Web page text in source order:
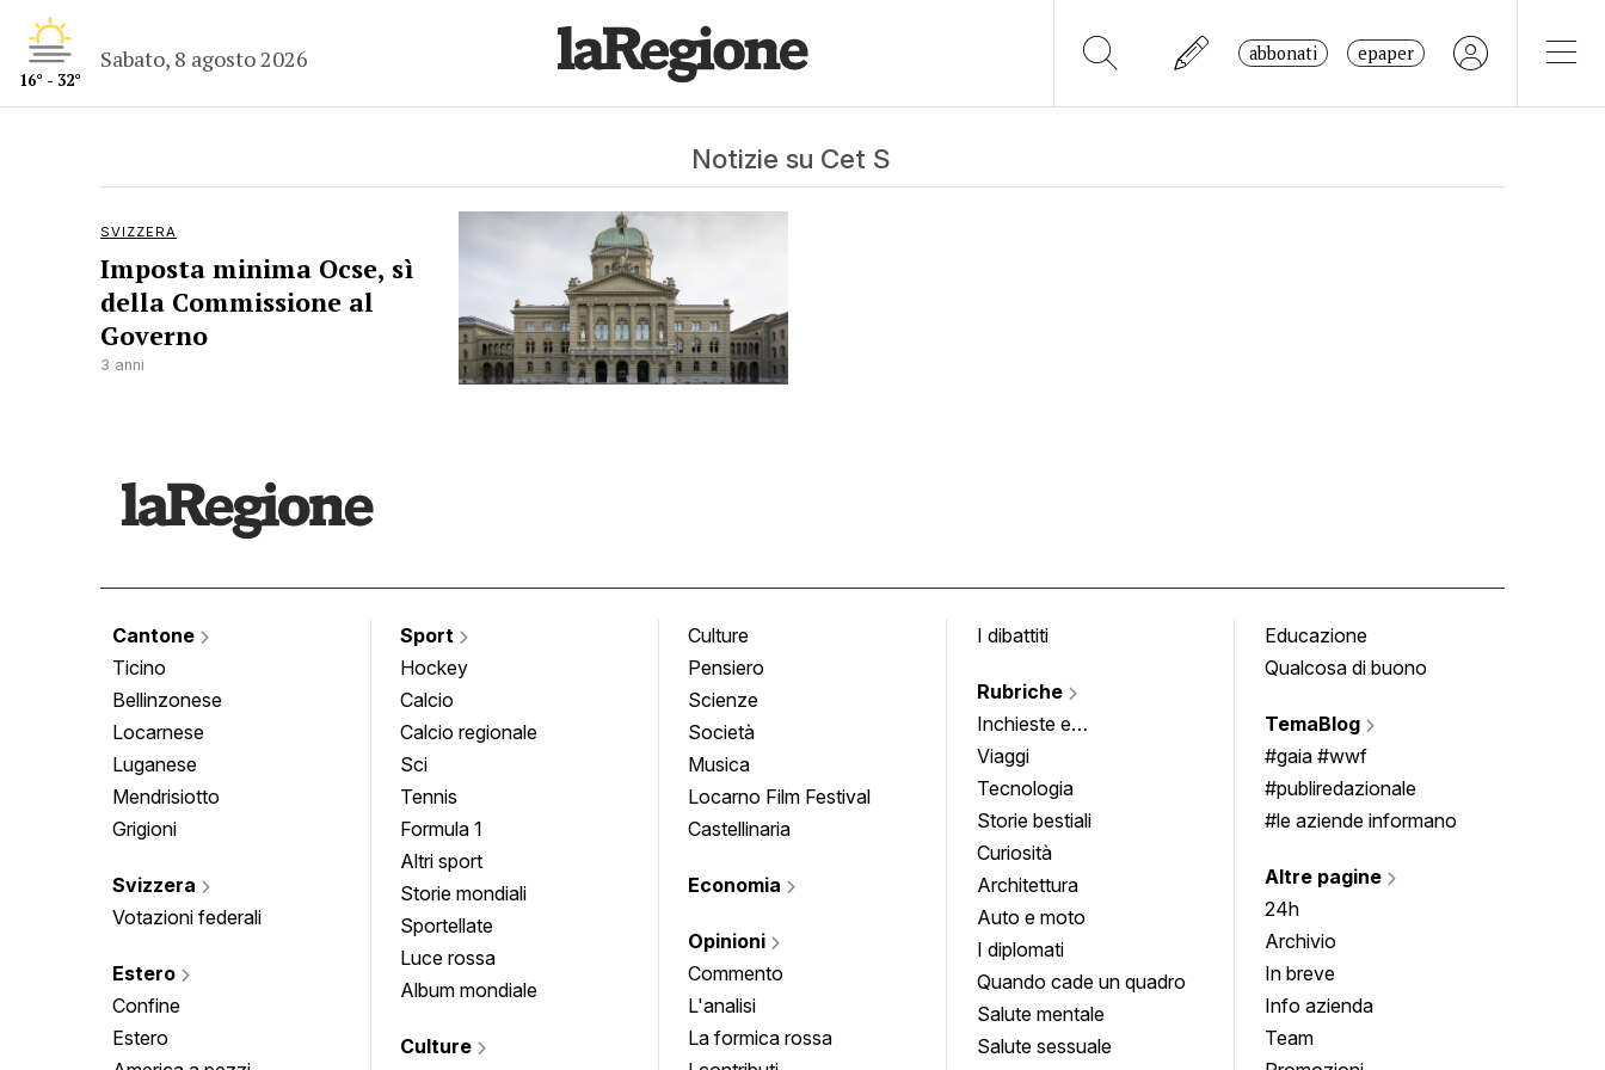
16° - 32°
Sabato, 8 agosto 2026 abbonati epaper
Notizie su Cet S
SVIZZERA
Imposta minima Ocse, sì
della Commissione al
Governo
3 anni
Cantone
Ticino
Bellinzonese
Locarnese
Luganese
Mendrisiotto
Grigioni
Svizzera
Votazioni federali
Estero
Confine
Estero
Sport
Hockey
Calcio
Calcio regionale
Sci
Tennis
Formula 1
Altri sport
Storie mondiali
Sportellate
Luce rossa
Album mondiale
Culture
Culture
Pensiero
Scienze
Società
Musica
Locarno Film Festival
Castellinaria
Economia
Opinioni
Commento
L'analisi
La formica rossa
I dibattiti
Rubriche
Inchieste e
approfondimenti
Viaggi
Tecnologia
Storie bestiali
Curiosità
Architettura
Auto e moto
I diplomati
Quando cade un quadro
Salute mentale
Salute sessuale
Educazione
Qualcosa di buono
TemaBlog
#gaia #wwf
#publiredazionale
#le aziende informano
Altre pagine
24h
Archivio
In breve
Info azienda
Team